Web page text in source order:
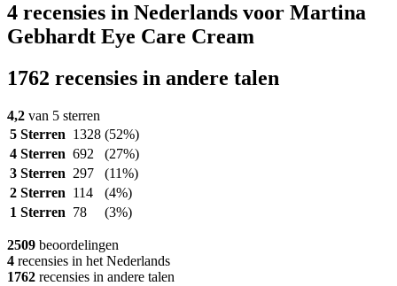
4 recensies in Nederlands voor Martina
Gebhardt Eye Care Cream
1762 recensies in andere talen
4,2 van 5 sterren
5 Sterren 1328 (52%)
4 Sterren 692
(27%)
3 Sterren 297
(11%)
2 Sterren 114
(4%)
1 Sterren 78 (3%)
2509 beoordelingen
4 recensies in het Nederlands
1762 recensies in andere talen